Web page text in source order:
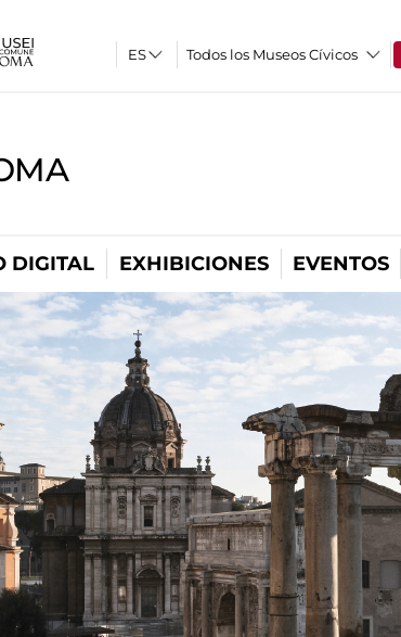
Todos los Museos Cívicos
DIGITAL EXHIBICIONES EVENTOS